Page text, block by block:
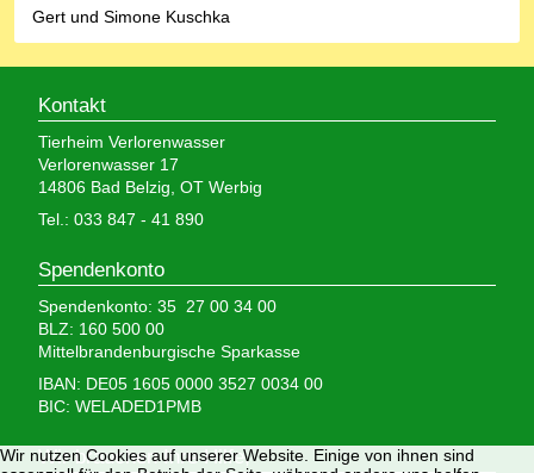
Gert und Simone Kuschka
Kontakt
Tierheim Verlorenwasser
Verlorenwasser 17
14806 Bad Belzig, OT Werbig
Tel.: 033 847 - 41 890
Spendenkonto
Spendenkonto: 35 27 00 34 00
BLZ: 160 500 00
Mittelbrandenburgische Sparkasse
IBAN: DE05 1605 0000 3527 0034 00
BIC: WELADED1PMB
Wir brauchen Ihre Hilfe,
Wir nutzen Cookies auf unserer Website. Einige von ihnen sind